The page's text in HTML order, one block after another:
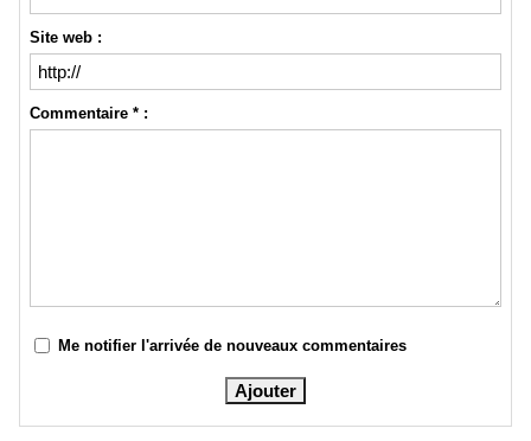
Site web :
Commentaire * :
Me notifier l'arrivée de nouveaux commentaires